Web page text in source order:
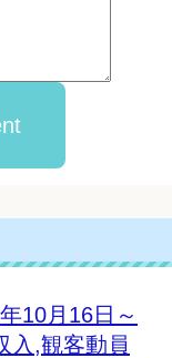
10月16日～
入,観客動員